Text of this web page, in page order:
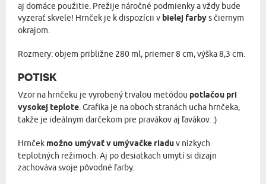
aj domáce použitie. Prežije náročné podmienky a vždy bude
vyzerať skvele! Hrnček je k dispozícii v bielej farbys čiernym
okrajom.
Rozmery: objem približne 280 ml, priemer 8 cm, výška 8,3 cm.
POTISK
Vzor na hrnčeku je vyrobený trvalou metódou potlačou pri
vysokej teplote. Grafika je na oboch stranách ucha hrnčeka,
takže je ideálnym darčekom pre pravákov aj ľavákov. :)
Hrnček možno umývať v umývačke riaduv nízkych
teplotných režimoch. Aj po desiatkach umytí si dizajn
zachováva svoje pôvodné farby.